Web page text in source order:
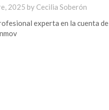
2025 by Cecilia Soberón
experta en la cuenta de